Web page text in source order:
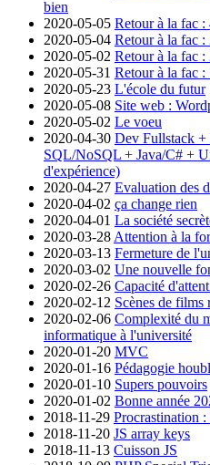
bien
2020-05-05 Retour à la fac :
2020-05-04 Retour à la fac :
2020-05-02 Retour à la fac :
2020-05-31 Retour à la fac :
2020-05-23 L'école du futur
2020-05-08 Site web :
2020-05-02 Le voeu
2020-04-30 Dev Fullstack
SQL/NoSQL + Java/C# +
d'expérience)
2020-04-27 Evaluation des
2020-04-02 ça change rien
2020-04-01 La société
2020-03-28 Attention à la
2020-03-13 Fermeture de
2020-03-02 Une nouvelle
2020-02-26 Capacité
2020-02-12 Scènes de films
2020-02-06 Complexité du
informatique à l'université
2020-01-20 MVC
2020-01-16 Pédagogie
2020-01-10 Supers pouvoirs
2020-01-02 Bonne année
2018-11-29 Procrastination
2018-11-20 JS array keys
2018-11-13 Cuisson JS